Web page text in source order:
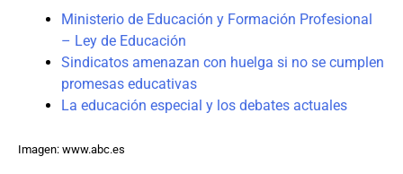
Ministerio de Educación y Formación Profesional
– Ley de Educación
Sindicatos amenazan con huelga si no se cumplen
promesas educativas
La educación especial y los debates actuales
Imagen: www.abc.es